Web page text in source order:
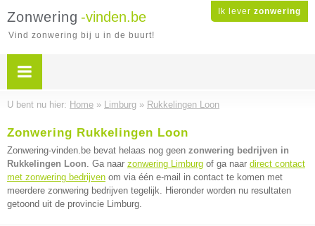
Ik lever zonwering
Zonwering -vinden.be
Vind zonwering bij u in de buurt!
U bent nu hier: Home » Limburg » Rukkelingen Loon
Zonwering Rukkelingen Loon
Zonwering-vinden.be bevat helaas nog geen zonwering bedrijven in
Rukkelingen Loon. Ga naar zonwering Limburg of ga naar direct contact
met zonwering bedrijven om via één e-mail in contact te komen met
meerdere zonwering bedrijven tegelijk. Hieronder worden nu resultaten
getoond uit de provincie Limburg.